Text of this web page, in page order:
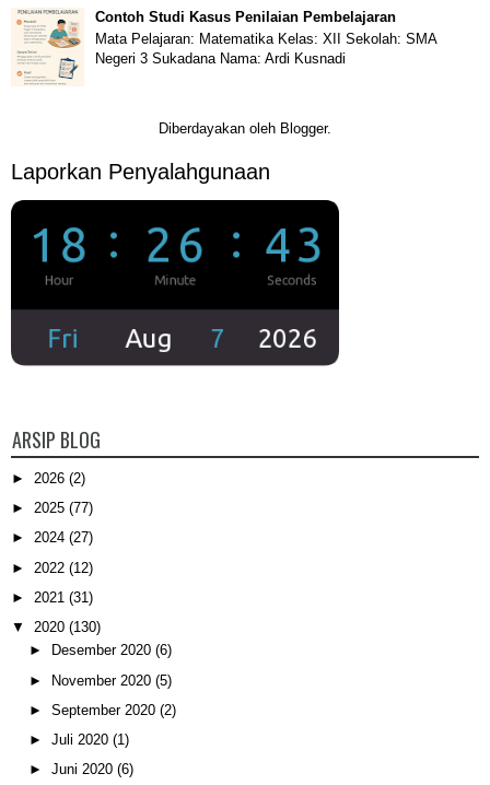
Contoh Studi Kasus Penilaian Pembelajaran
Mata Pelajaran: Matematika Kelas: XII Sekolah: SMA
Negeri 3 Sukadana Nama: Ardi Kusnadi
Diberdayakan oleh Blogger.
Laporkan Penyalahgunaan
ARSIP BLOG
► 2026 (2)
► 2025 (77)
► 2024 (27)
► 2022 (12)
► 2021 (31)
▼ 2020 (130)
►
Desember 2020 (6)
► November 2020 (5)
► September 2020 (2)
► Juli 2020 (1)
► Juni 2020 (6)